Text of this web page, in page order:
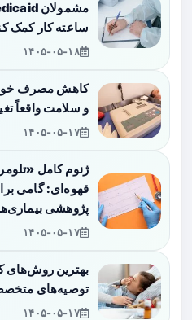
ساعته کار کمک
۱۴۰۵-۰۵-۱۸
کاهش مصرف
و سلامت واقعاً
۱۴۰۵-۰۵-۱۷
ژنوم کامل
قهوه‌ای: گامی
پژوهشی
۱۴۰۵-۰۵-۱۷
بهترین روش‌های
توصیه‌های
۱۴۰۵-۰۵-۱۷